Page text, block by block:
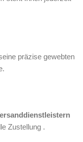
präzise gewebten
Zustellung .